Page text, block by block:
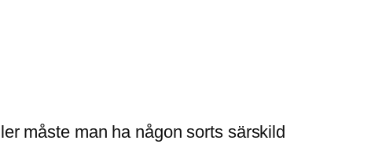
måste man ha någon sorts särskild